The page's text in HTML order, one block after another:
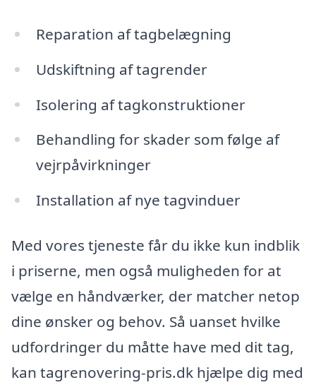
Reparation af tagbelægning
Udskiftning af tagrender
Isolering af tagkonstruktioner
Behandling for skader som følge af
vejrpåvirkninger
Installation af nye tagvinduer
Med vores tjeneste får du ikke kun indblik
i priserne, men også muligheden for at
vælge en håndværker, der matcher netop
dine ønsker og behov. Så uanset hvilke
udfordringer du måtte have med dit tag,
kan tagrenovering-pris.dk hjælpe dig med